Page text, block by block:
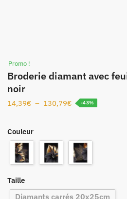
Promo !
Broderie diamant avec
noir
14,39€ – 130,79€ -43%
Couleur
Taille
Diamants carrés 20x25cm